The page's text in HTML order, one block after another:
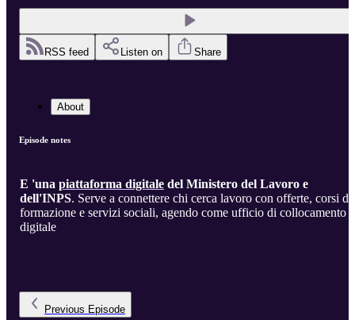
RSS feed Listen on Share
About
Episode notes
E 'una piattaforma digitale del Ministero del Lavoro e
dell'INPS. Serve a connettere chi cerca lavoro con offerte, corsi di
formazione e servizi sociali, agendo come ufficio di collocamento
digitale
Previous Episode